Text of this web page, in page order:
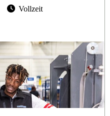
Vollzeit